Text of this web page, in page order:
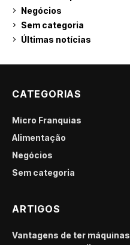
Negócios
Sem categoria
Últimas notícias
CATEGORIAS
Micro Franquias
Alimentação
Negócios
Sem categoria
ARTIGOS
Vantagens de ter máquinas